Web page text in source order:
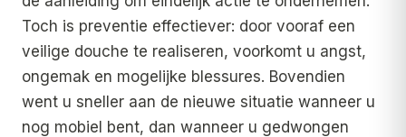
Toch is preventie effectiever: door vooraf een
veilige douche te realiseren, voorkomt u angst,
ongemak en mogelijke blessures. Bovendien
went u sneller aan de nieuwe situatie wanneer u
nog mobiel bent, dan wanneer u gedwongen